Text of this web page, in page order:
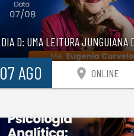
DIA D: UMA LEITURA JUNGUIANA
07 AGO location_on ONLINE